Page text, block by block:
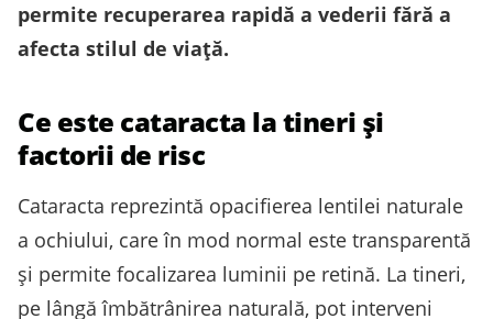
permite recuperarea rapidă a vederii fără a
afecta stilul de viaţă.
Ce este cataracta la tineri și
factorii de risc
Cataracta reprezintă opacifierea lentilei naturale
a ochiului, care în mod normal este transparentă
și permite focalizarea luminii pe retină. La tineri,
pe lângă îmbătrânirea naturală, pot interveni